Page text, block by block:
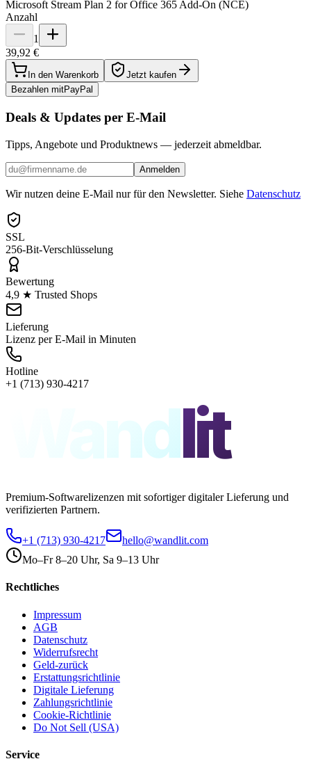
Microsoft Stream Plan 2 for Office 365 Add-On (NCE)
Anzahl
1
39,92 €
In den Warenkorb
Jetzt kaufen
Bezahlen mitPayPal
Deals & Updates per E-Mail
Tipps, Angebote und Produktnews — jederzeit abmeldbar.
Anmelden
Wir nutzen deine E-Mail nur für den Newsletter. Siehe Datenschutz
SSL
256-Bit-Verschlüsselung
Bewertung
4,9 ★ Trusted Shops
Lieferung
Lizenz per E-Mail in Minuten
Hotline
+1 (713) 930-4217
Wandlit
Premium-Softwarelizenzen mit sofortiger digitaler Lieferung und
verifizierten Partnern.
+1 (713) 930-4217
hello@wandlit.com
Mo–Fr 8–20 Uhr, Sa 9–13 Uhr
Rechtliches
Impressum
AGB
Datenschutz
Widerrufsrecht
Geld-zurück
Erstattungsrichtlinie
Digitale Lieferung
Zahlungsrichtlinie
Cookie-Richtlinie
Do Not Sell (USA)
Service